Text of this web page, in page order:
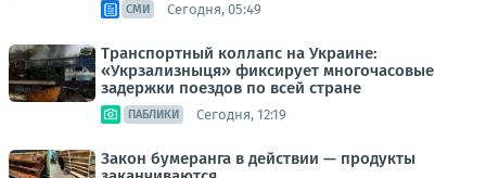
СМИ Сегодня, 05:49
Транспортный коллапс на Украине:
«Укрзализныця» фиксирует многочасовые
задержки поездов по всей стране
ПАБЛИКИ Сегодня, 12:19
Закон бумеранга в действии — продукты